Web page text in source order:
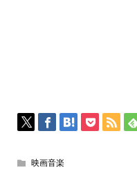
映画音楽